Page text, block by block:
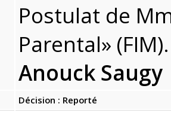
Postulat de
Parental»
Anouck Saugy
Décision : Reporté